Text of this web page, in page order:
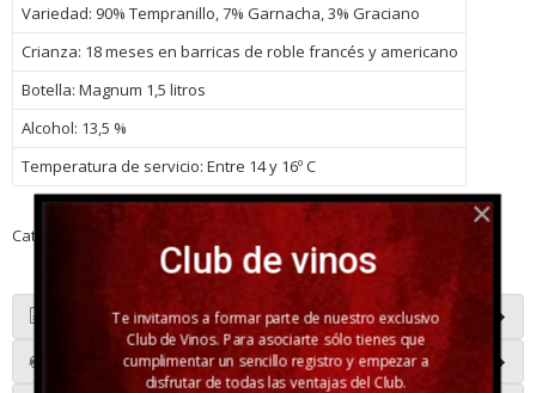
Variedad: 90% Tempranillo, 7% Garnacha, 3% Graciano
Crianza: 18 meses en barricas de roble francés y americano
Botella: Magnum 1,5 litros
Alcohol: 13,5 %
Temperatura de servicio: Entre 14 y 16º C
Categoría: Comentarios
Descripción
Costes de Envío
Club de vinos
Te invitamos a formar parte de nuestro exclusivo
Club de Vinos. Para asociarte sólo tienes que
cumplimentar un sencillo registro y empezar a
disfrutar de todas las ventajas del Club.